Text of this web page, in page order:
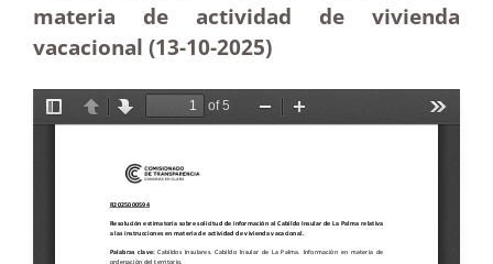
materia de actividad de vivienda
vacacional (13-10-2025)